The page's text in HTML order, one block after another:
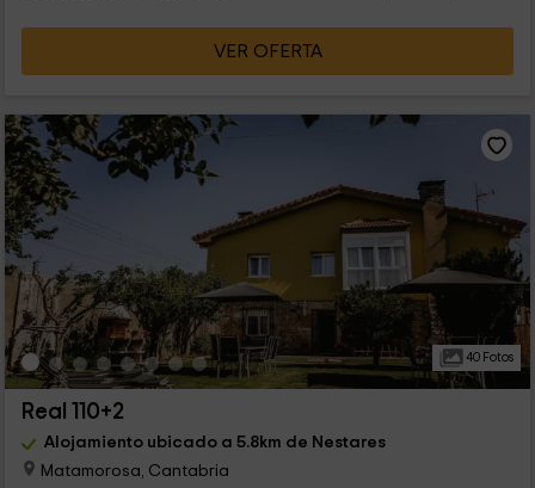
VER OFERTA
40 Fotos
Real 110+2
Alojamiento ubicado a 5.8km de Nestares
Matamorosa, Cantabria